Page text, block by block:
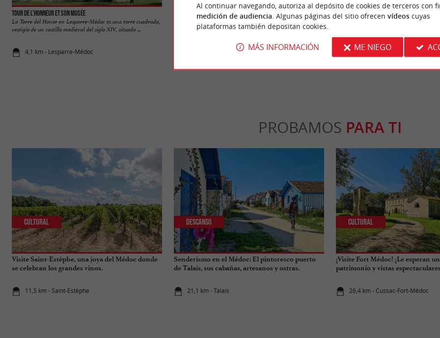
Tour de l'Honneur et son musée
La Torre del Honor en Lesparre-Médoc es una torre cuadrada,
vestigio de un castillo medieval del siglo XIV, situada ...
4,1 km - Lesparre-Médoc
Marais de la Maréchale
5,4 km - Ordonnac
Réserve naturelle des dunes et marais
17,7 km - Hourtin
PROBAMOS PARA TI
Visite Saint-Estèphe, una joya del Médoc donde
se celebran los grandes vinos.
11,5 km - Saint-Estèphe
Cultural
Senderismo en el Médoc: El pintoresco puerto
de Talais, sus cabañas, artesanos y ostras.
21,1 km - Talais
Descanso
¡Visite Fort Médoc! ¡Le esperan
patrimonio y vistas
26,4 km - Cussac-Fort-Médoc
Cultural
Al continuar navegando, autoriza al depósito de cookies de terceros con
medición de audiencia . Algunas páginas del sitio ofrecen vídeoscuyas
plataformas también depositan cookies.
MÁS INFORMACIÓN ME NIEGO